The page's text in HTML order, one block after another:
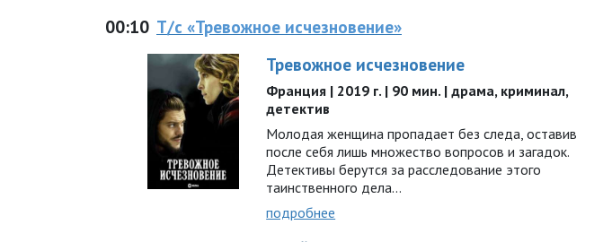
00:10 Т/с «Тревожное исчезновение»
Тревожное исчезновение
Франция | 2019 г. | 90 мин. | драма, криминал,
детектив
Молодая женщина пропадает без следа, оставив
после себя лишь множество вопросов и загадок.
Детективы берутся за расследование этого
таинственного дела…
подробнее